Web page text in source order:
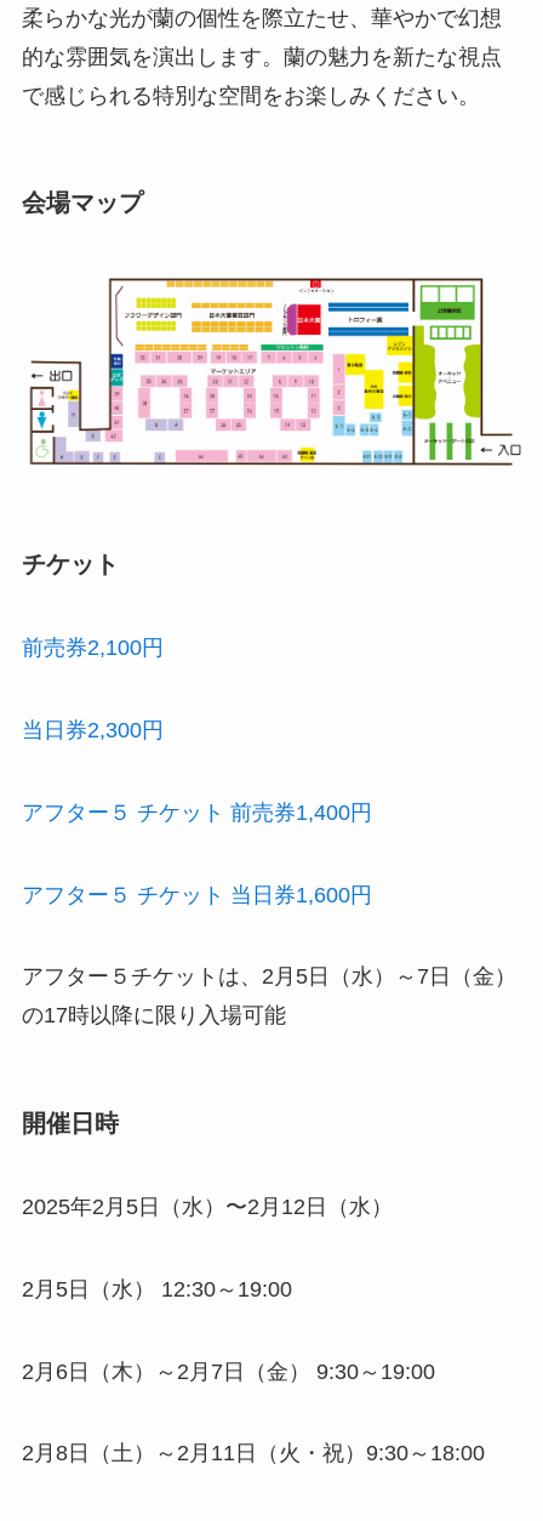
柔らかな光が蘭の個性を際立たせ、華やかで幻想
的な雰囲気を演出します。蘭の魅力を新たな視点
で感じられる特別な空間をお楽しみください。
会場マップ
チケット
前売券2,100円
当日券2,300円
アフター５ チケット 前売券1,400円
アフター５ チケット 当日券1,600円
アフター５チケットは、2月5日（水）～7日（金）
の17時以降に限り入場可能
開催日時
2025年2月5日（水）〜2月12日（水）
2月5日（水） 12:30～19:00
2月6日（木）～2月7日（金） 9:30～19:00
2月8日（土）～2月11日（火・祝）9:30～18:00